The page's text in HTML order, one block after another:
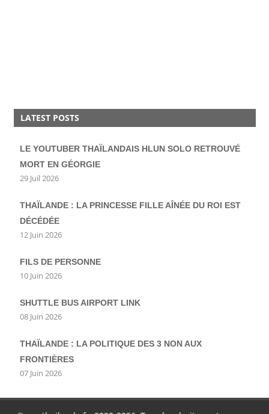
LATEST POSTS
LE YOUTUBER THAÏLANDAIS HLUN SOLO RETROUVÉ
MORT EN GÉORGIE
29 Juil 2026
THAÏLANDE : LA PRINCESSE FILLE AÎNÉE DU ROI EST
DÉCÉDÉE
12 Juin 2026
FILS DE PERSONNE
10 Juin 2026
SHUTTLE BUS AIRPORT LINK
08 Juin 2026
THAÏLANDE : LA POLITIQUE DES 3 NON AUX
FRONTIÈRES
07 Juin 2026